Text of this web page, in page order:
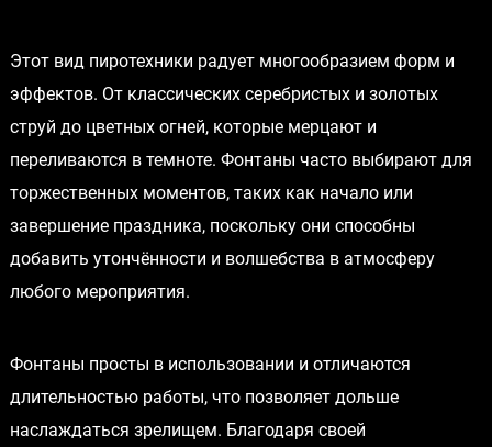
Этот вид пиротехники радует многообразием форм и
эффектов. От классических серебристых и золотых
струй до цветных огней, которые мерцают и
переливаются в темноте. Фонтаны часто выбирают для
торжественных моментов, таких как начало или
завершение праздника, поскольку они способны
добавить утончённости и волшебства в атмосферу
любого мероприятия.
Фонтаны просты в использовании и отличаются
длительностью работы, что позволяет дольше
наслаждаться зрелищем. Благодаря своей